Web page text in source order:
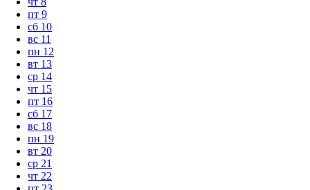
пт 9
сб 10
вс 11
пн 12
вт 13
ср 14
чт 15
пт 16
сб 17
вс 18
пн 19
вт 20
ср 21
чт 22